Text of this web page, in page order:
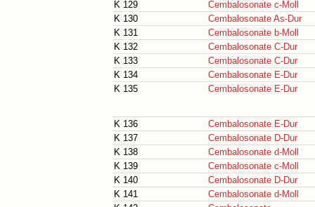
K 129
Cembalosonate c-Moll
K 130
Cembalosonate As-Dur
K 131
Cembalosonate b-Moll
K 132
Cembalosonate C-Dur
K 133
Cembalosonate C-Dur
K 134
Cembalosonate E-Dur
K 135
Cembalosonate E-Dur
K 136
Cembalosonate E-Dur
K 137
Cembalosonate D-Dur
K 138
Cembalosonate d-Moll
K 139
Cembalosonate c-Moll
K 140
Cembalosonate D-Dur
K 141
Cembalosonate d-Moll